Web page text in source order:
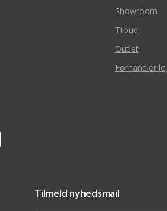
Showroom
Tilbud
Outlet
Forhandler
Tilmeld nyhedsmail